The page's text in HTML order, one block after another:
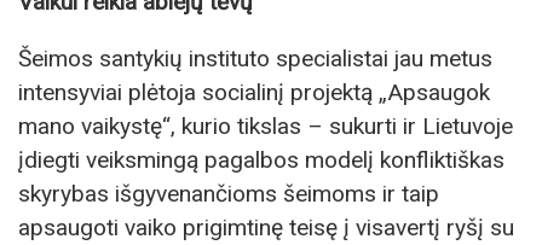
Šeimos santykių instituto specialistai jau metus
intensyviai plėtoja socialinį projektą „Apsaugok
mano vaikystę“, kurio tikslas – sukurti ir Lietuvoje
įdiegti veiksmingą pagalbos modelį konfliktiškas
skyrybas išgyvenančioms šeimoms ir taip
apsaugoti vaiko prigimtinę teisę į visavertį ryšį su